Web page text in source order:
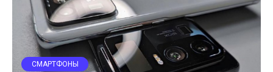
СМАРТФОНЫ